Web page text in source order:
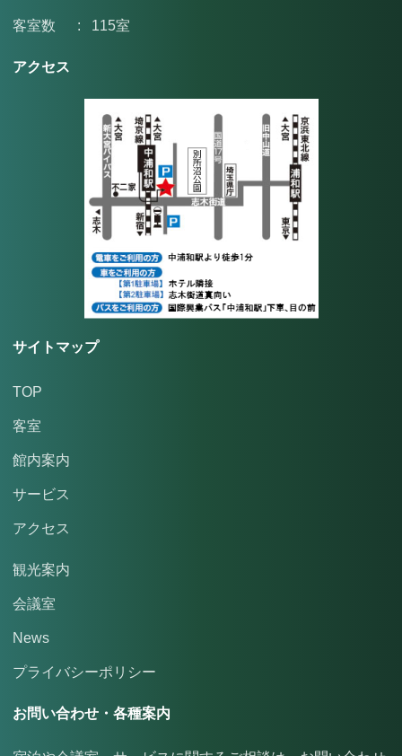
客室数 : 115室
アクセス
サイトマップ
TOP
客室
館内案内
サービス
アクセス
観光案内
会議室
News
プライバシーポリシー
お問い合わせ・各種案内